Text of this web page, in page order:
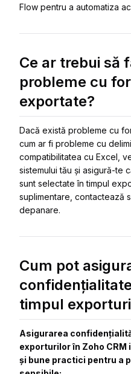
Flow pentru a automatiza
Ce ar trebui să
probleme cu
exportate?
Dacă există probleme cu
cum ar fi probleme cu
compatibilitatea cu Excel,
sistemului tău și asigură-te
sunt selectate în timpul
suplimentare, contactează
depanare.
Cum pot
timpul
Asigurarea
exporturilor în Zoho
și bune practici pentru a